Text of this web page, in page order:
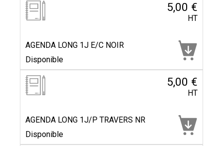
5,00 €
HT
AGENDA LONG 1J E/C NOIR
Disponible
5,00 €
HT
AGENDA LONG 1J/P TRAVERS NR
Disponible